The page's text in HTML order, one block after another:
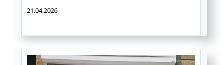
21.04.2026